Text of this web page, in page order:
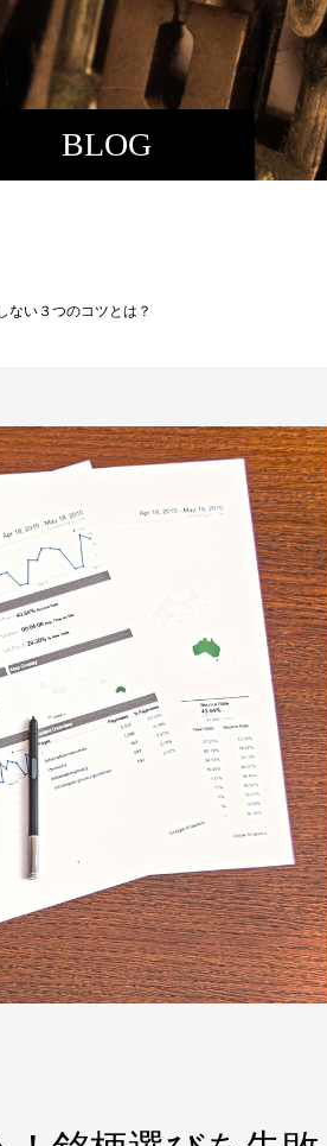
BLOG
ない３つのコツとは？